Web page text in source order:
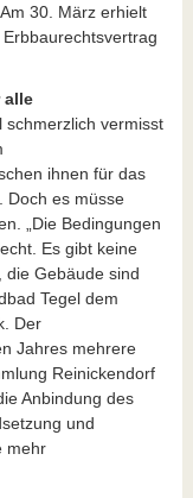
30. März erhielt
alle
schmerzlich vermisst
ihnen für das
Doch es müsse
„Die Bedingungen
Es gibt keine
die Gebäude sind
Tegel dem
Der
Jahres mehrere
Reinickendorf
Anbindung des
und
mehr